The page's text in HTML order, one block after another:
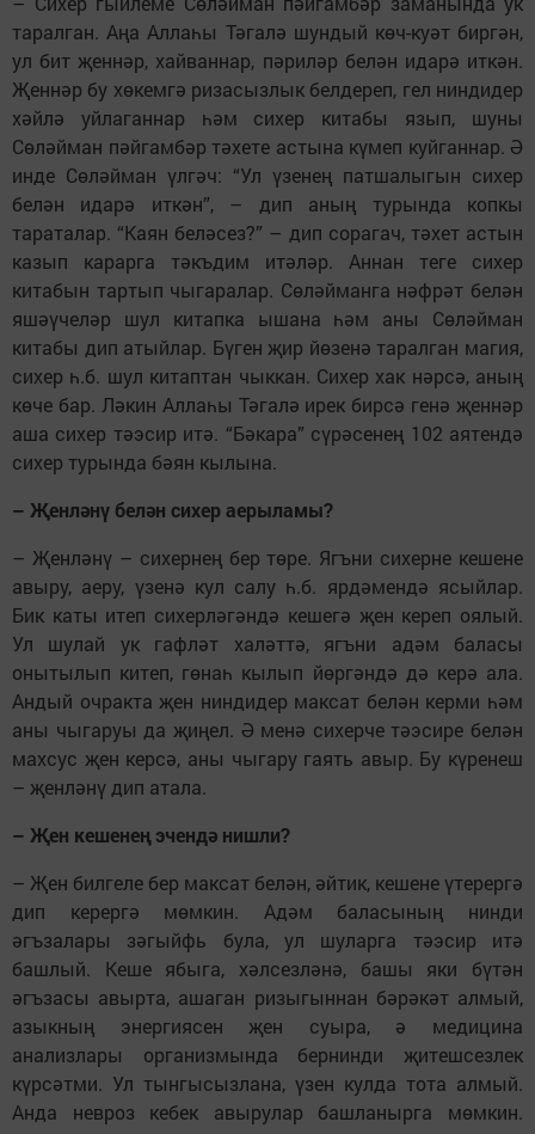
таралган. Аңа Аллаһы Тәгалә шундый көч-куәт биргән,
ул бит җеннәр, хайваннар, пәриләр белән идарә иткән.
Җеннәр бу хөкемгә ризасызлык белдереп, гел ниндидер
хәйлә уйлаганнар һәм сихер китабы язып, шуны
Сөләйман пәйгамбәр тәхете астына күмеп куйганнар. Ә
инде Сөләйман үлгәч: “Ул үзенең патшалыгын сихер
белән идарә иткән”, – дип аның турында копкы
тараталар. “Каян беләсез?” – дип сорагач, тәхет астын
казып карарга тәкъдим итәләр. Аннан теге сихер
китабын тартып чыгаралар. Сөләйманга нәфрәт белән
яшәүчеләр шул китапка ышана һәм аны Сөләйман
китабы дип атыйлар. Бүген җир йөзенә таралган магия,
сихер һ.б. шул китаптан чыккан. Сихер хак нәрсә, аның
көче бар. Ләкин Аллаһы Тәгалә ирек бирсә генә җеннәр
аша сихер тәэсир итә. “Бәкара” сүрәсенең 102 аятендә
сихер турында бәян кылына.
– Җенләнү белән сихер аерыламы?
– Җенләнү – сихернең бер төре. Ягъни сихерне кешене
авыру, аеру, үзенә кул салу һ.б. ярдәмендә ясыйлар.
Бик каты итеп сихерләгәндә кешегә җен кереп оялый.
Ул шулай ук гафләт халәттә, ягъни адәм баласы
онытылып китеп, гөнаһ кылып йөргәндә дә керә ала.
Андый очракта җен ниндидер максат белән керми һәм
аны чыгаруы да җиңел. Ә менә сихерче тәэсире белән
махсус җен керсә, аны чыгару гаять авыр. Бу күренеш
– җенләнү дип атала.
– Җен кешенең эчендә нишли?
– Җен билгеле бер максат белән, әйтик, кешене үтерергә
дип керергә мөмкин. Адәм баласының нинди
әгъзалары зәгыйфь була, ул шуларга тәэсир итә
башлый. Кеше ябыга, хәлсезләнә, башы яки бүтән
әгъзасы авырта, ашаган ризыгыннан бәрәкәт алмый,
азыкның энергиясен җен суыра, ә медицина
анализлары организмында бернинди җитешсезлек
күрсәтми. Ул тынгысызлана, үзен кулда тота алмый.
Анда невроз кебек авырулар башланырга мөмкин.